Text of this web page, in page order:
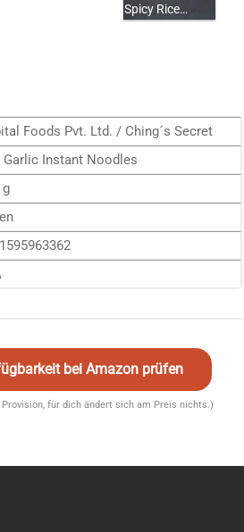
Spicy Rice…
Foods Pvt. Ltd. / Ching´s Secret
Garlic Instant Noodles
g
bei Amazon prüfen
für dich ändert sich am Preis nichts.)